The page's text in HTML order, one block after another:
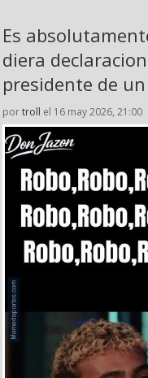
Es
diera
presidente de
portroll el 16 may 2026, 21:00